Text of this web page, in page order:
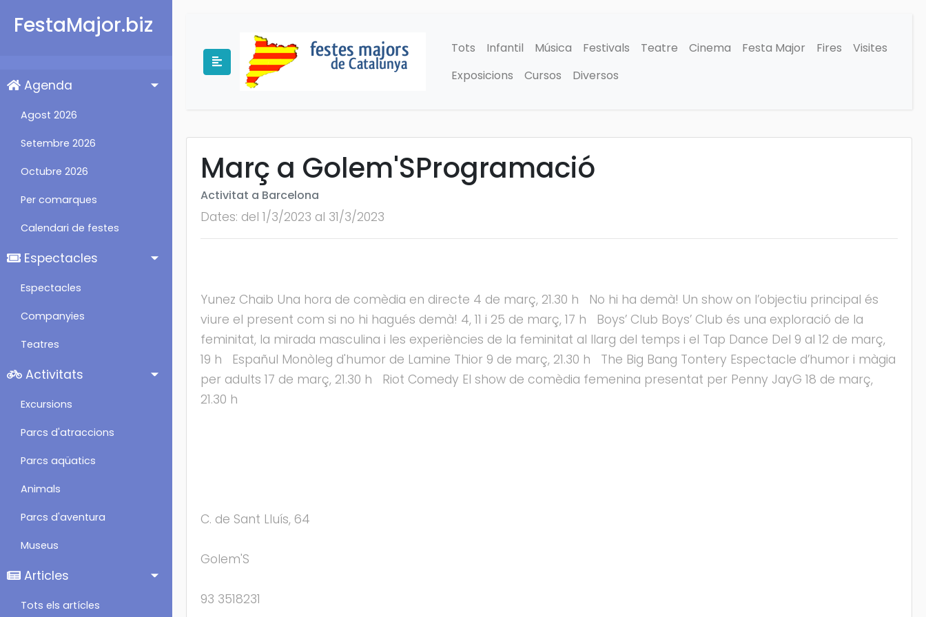
FestaMajor.biz
Agenda
Agost 2026
Setembre 2026
Octubre 2026
Per comarques
Calendari de festes
Espectacles
Espectacles
Companyies
Teatres
Activitats
Excursions
Parcs d'atraccions
Parcs aqüatics
Animals
Parcs d'aventura
Museus
Articles
Tots els artícles
Tots Infantil Música Festivals Teatre Cinema Festa Major Fires
Visites
Exposicions
Cursos Diversos
Març a Golem'SProgramació
Activitat a Barcelona
Dates: del 1/3/2023 al 31/3/2023
Yunez Chaib Una hora de comèdia en directe 4 de març, 21.30 h No hi ha demà! Un show on l’objectiu principal és
viure el present com si no hi hagués demà! 4, 11 i 25 de març, 17 h Boys’ Club Boys’ Club és una exploració de la
feminitat, la mirada masculina i les experiències de la feminitat al llarg del temps i el Tap Dance Del 9 al 12 de març,
19 h Españul Monòleg d'humor de Lamine Thior 9 de març, 21.30 h The Big Bang Tontery Espectacle d’humor i màgia
per adults 17 de març, 21.30 h Riot Comedy El show de comèdia femenina presentat per Penny JayG 18 de març,
21.30 h
C. de Sant Lluís, 64
Golem'S
93 3518231